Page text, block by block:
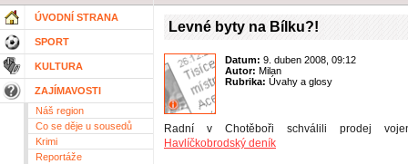
ÚVODNÍ STRANA
SPORT
KULTURA
ZAJÍMAVOSTI
Náš region
Co se děje u sousedů
Krimi
Reportáže
Levné byty na Bílku?!
Datum: 9. duben 2008, 09:12
Autor: Milan
Rubrika: Úvahy a glosy
Radní v Chotěboři schválili prodej
Havlíčkobrodský deník